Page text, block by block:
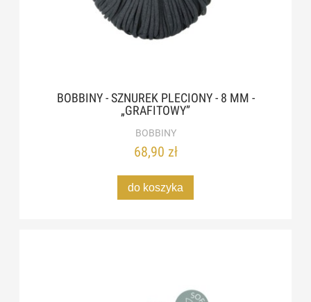
BOBBINY - SZNUREK PLECIONY - 8 MM -
„GRAFITOWY”
BOBBINY
68,90 zł
do koszyka